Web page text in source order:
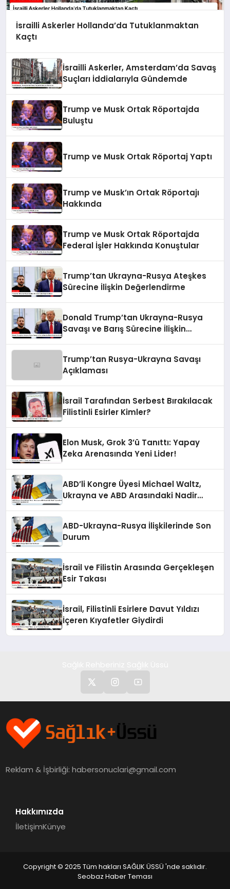
İsrailli Askerler Hollanda’da Tutuklanmaktan
Kaçtı
İsrailli Askerler, Amsterdam’da Savaş
Suçları İddialarıyla Gündemde
Trump ve Musk Ortak Röportajda
Buluştu
Trump ve Musk Ortak Röportaj Yaptı
Trump ve Musk’ın Ortak Röportajı
Hakkında
Trump ve Musk Ortak Röportajda
Federal İşler Hakkında Konuştular
Trump’tan Ukrayna-Rusya Ateşkes
Sürecine İlişkin Değerlendirme
Donald Trump’tan Ukrayna-Rusya
Savaşı ve Barış Sürecine İlişkin
Trump’tan Rusya-Ukrayna Savaşı
Açıklaması
İsrail Tarafından Serbest Bırakılacak
Filistinli Esirler Kimler?
Elon Musk, Grok 3’ü Tanıttı: Yapay
Zeka Arenasında Yeni Lider!
ABD’li Kongre Üyesi Michael Waltz,
Ukrayna ve ABD Arasındaki Nadir
ABD-Ukrayna-Rusya İlişkilerinde Son
Durum
İsrail ve Filistin Arasında Gerçekleşen
Esir Takası
İsrail, Filistinli Esirlere Davut Yıldızı
İçeren Kıyafetler Giydirdi
Reklam & İşbirliği:habersonuclari@gmail.com
Hakkımızda
İletişimKünye
Copyright © 2025 Tüm hakları SAĞLIK ÜSSÜ 'nde saklıdır.
Seobaz Haber Teması